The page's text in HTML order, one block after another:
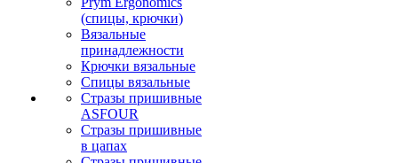
(спицы, крючки)
Вязальные
принадлежности
Крючки вязальные
Спицы вязальные
Стразы пришивные
ASFOUR
Стразы пришивные
в цапах